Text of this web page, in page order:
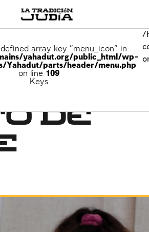
array key "menu_icon" in
yahadut.org/public_html/wp-
Yahadut/parts/header/menu.php
on line 109
Keys
/
de